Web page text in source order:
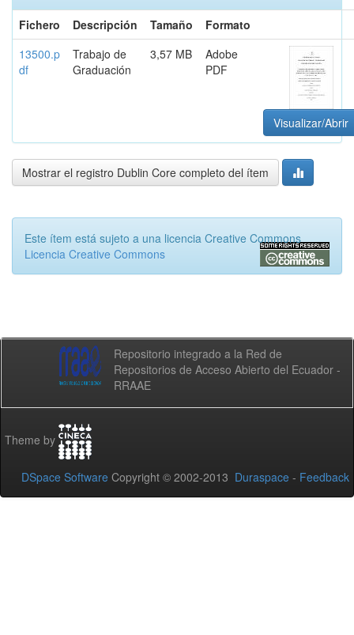
Fichero
Descripción Tamaño
Formato
13500.p
df
Trabajo de
Graduación
3,57 MB
Adobe
PDF
Visualizar/Abrir
Mostrar el registro Dublin Core completo del ítem
Este ítem está sujeto a una licencia Creative Commons
Licencia Creative Commons
Repositorio integrado a la Red de
Repositorios de Acceso Abierto del Ecuador -
RRAAE
Theme by
DSpace Software Copyright © 2002-2013 Duraspace - Feedback